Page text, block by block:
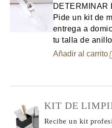
DETERMINAR
Pide un kit de
entrega a
tu talla de
Añadir al carrito
KIT DE
Recibe un kit